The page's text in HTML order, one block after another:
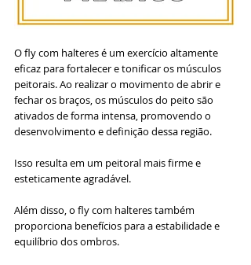
O fly com halteres é um exercício altamente
eficaz para fortalecer e tonificar os músculos
peitorais. Ao realizar o movimento de abrir e
fechar os braços, os músculos do peito são
ativados de forma intensa, promovendo o
desenvolvimento e definição dessa região.
Isso resulta em um peitoral mais firme e
esteticamente agradável.
Além disso, o fly com halteres também
proporciona benefícios para a estabilidade e
equilíbrio dos ombros.